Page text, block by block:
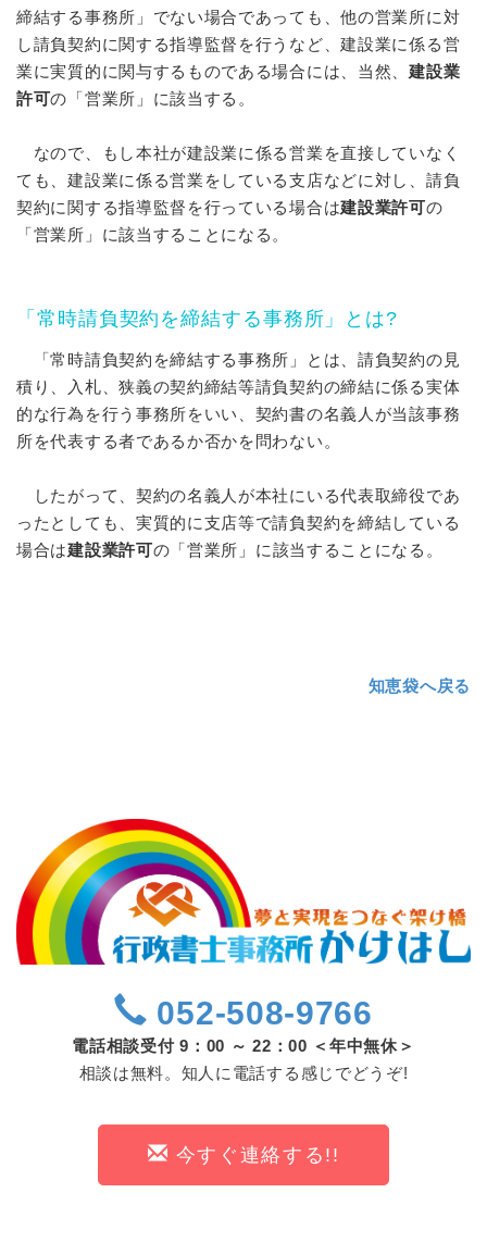
締結する事務所」でない場合であっても、他の営業所に対
し請負契約に関する指導監督を行うなど、建設業に係る営
業に実質的に関与するものである場合には、当然、建設業
許可の「営業所」に該当する。
なので、もし本社が建設業に係る営業を直接していなく
ても、建設業に係る営業をしている支店などに対し、請負
契約に関する指導監督を行っている場合は建設業許可の
「営業所」に該当することになる。
「常時請負契約を締結する事務所」とは?
「常時請負契約を締結する事務所」とは、請負契約の見
積り、入札、狭義の契約締結等請負契約の締結に係る実体
的な行為を行う事務所をいい、契約書の名義人が当該事務
所を代表する者であるか否かを問わない。
したがって、契約の名義人が本社にいる代表取締役であ
ったとしても、実質的に支店等で請負契約を締結している
場合は建設業許可の「営業所」に該当することになる。
知恵袋へ戻る
052-508-9766
電話相談受付 9：00 ～ 22：00 ＜年中無休＞
相談は無料。知人に電話する感じでどうぞ!
今すぐ連絡する!!